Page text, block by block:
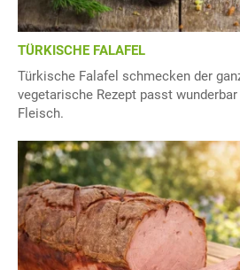
TÜRKISCHE FALAFEL
Türkische Falafel schmecken der
vegetarische Rezept passt
Fleisch.